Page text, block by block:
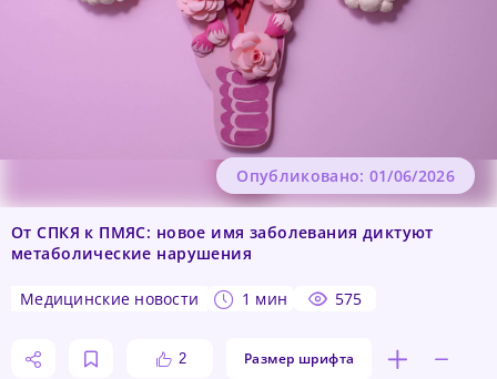
От СПКЯ к ПМЯС: новое имя заболевания диктуют
метаболические нарушения
медицинские новости 1 мин 575
2 Размер шрифта
Опубликовано: 01/06/2026